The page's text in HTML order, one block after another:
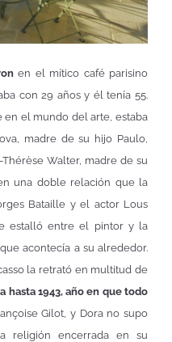
en el mítico café parisino
con 29 años y él tenía 55.
en el mundo del arte, estaba
madre de su hijo Paulo,
Walter, madre de su
una doble relación que la
Bataille y el actor Lous
estalló entre el pintor y la
acontecía a su alrededor.
la retrató en multitud de
hasta 1943, año en que todo
Gilot, y Dora no supo
religión encerrada en su